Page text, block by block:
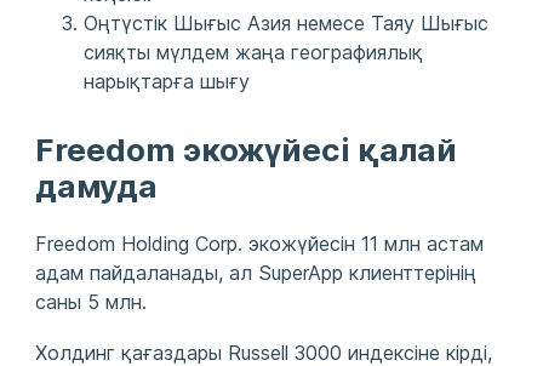
Оңтүстік Шығыс Азия немесе Таяу Шығыс
сияқты мүлдем жаңа географиялық
нарықтарға шығу
Freedom экожүйесі қалай
дамуда
Freedom Holding Corp. экожүйесін 11 млн астам
адам пайдаланады, ал SuperApp клиенттерінің
саны 5 млн.
Холдинг қағаздары Russell 3000 индексіне кірді,